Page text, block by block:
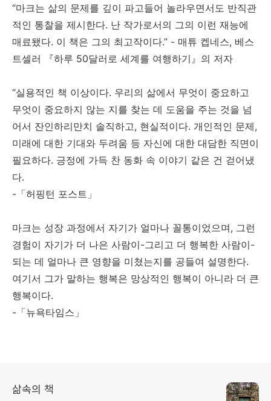
“마크는 삶의 문제를 깊이 파고들어 놀라우면서도 반직관
적인 통찰을 제시한다. 난 작가로서의 그의 이런 재능에
매료됐다. 이 책은 그의 최고작이다.” - 매튜 켑네스, 베스
트셀러 『하루 50달러로 세계를 여행하기』의 저자
“실용적인 책 이상이다. 우리의 삶에서 무엇이 중요하고
무엇이 중요하지 않는 지를 찾는 데 도움을 주는 것을 넘
어서 잔인하리만치 솔직하고, 현실적이다. 개인적인 문제,
미래에 대한 기대와 두려움 등 자신에 대한 대담한 직면이
필요하다. 긍정에 가득 찬 동화 속 이야기 같은 건 걷어냈
다.
-「허핑턴 포스트」
마크는 성장 과정에서 자기가 얼마나 꼴통이었으며, 그런
경험이 자기가 더 나은 사람이-그리고 더 행복한 사람이-
되는 데 얼마나 큰 영향을 미쳤는지를 공들여 설명한다.
여기서 그가 말하는 행복은 망상적인 행복이 아니라 더 큰
행복이다.
-「뉴욕타임스」
삶속의 책